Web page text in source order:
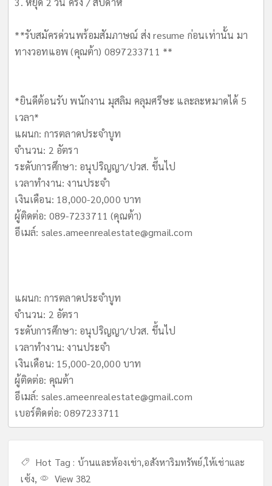
**รับสมัครด่วนพร้อมสัมภาษณ์ ส่ง resume ก่อนเท่านั้น มา
ทางวอทแอพ (คุณต้า) 0897233711 **
*ยินดีต้อนรับ พนักงาน มุสลิม คลุมศรีษะ และละหมาดได้ 5
เวลา*
แผนก: การตลาดประจำบูท
จำนวน: 2 อัตรา
ระดับการศึกษา: อนุปริญญา/ปวส. ขึ้นไป
เวลาทำงาน: งานประจำ
เงินเดือน: 18,000-20,000 บาท
ผู้ติดต่อ: 089-7233711 (คุณต้า)
อีเมล์: sales.ameenrealestate@gmail.com
แผนก: การตลาดประจำบูท
จำนวน: 2 อัตรา
ระดับการศึกษา: อนุปริญญา/ปวส. ขึ้นไป
เวลาทำงาน: งานประจำ
เงินเดือน: 15,000-20,000 บาท
ผู้ติดต่อ: คุณต้า
อีเมล์: sales.ameenrealestate@gmail.com
เบอร์ติดต่อ: 0897233711
Hot Tag : บ้านและห้องเช่า,อสังหาริมทรัพย์,ให้เช่าและ
เซ้ง, View 382